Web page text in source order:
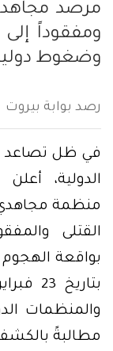
ومفقوداً
وضغوط
رصد بوابة بيروت
في ظل تصاعد
الدولية،
القتلى
بواقعة الهجوم
والمنظمات
مطالبةً